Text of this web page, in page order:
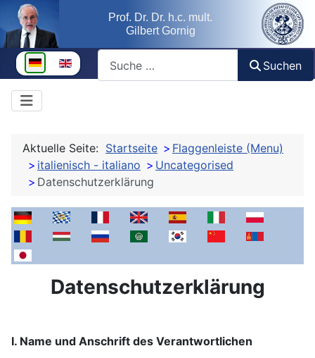
Prof. Dr. Dr. h.c. mult.
Gilbert Gornig
Sprache auswählen Suchen
Aktuelle Seite: Startseite
Flaggenleiste (Menu)
italienisch - italiano
Uncategorised
Datenschutzerklärung
deutschbayrisch -- boarisch
französisch - français
englisch - english
spanisch - español
italienisch -polnisch
rumänisch - românesc
ungarisch - magyar
russisch - pусскаяarabisch - السيرة الذاتية العربية
koreanisch - 한국어 이
chinesisch - 中
japanisch - 履歴書
Datenschutzerklärung
I. Name und Anschrift des Verantwortlichen